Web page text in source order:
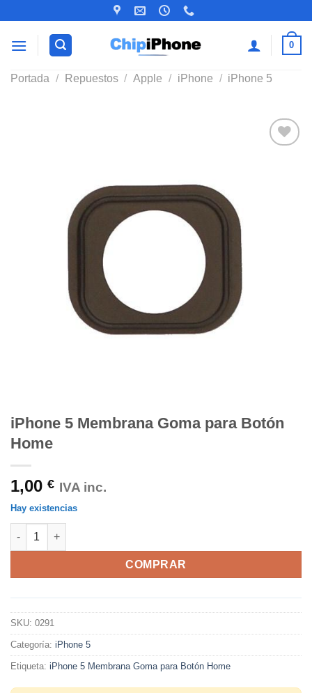
contenido
0
Portada / Repuestos / Apple / iPhone / iPhone 5
iPhone 5 Membrana Goma para Botón
Home
1,00 € IVA inc.
Hay existencias
iPhone 5 Membrana Goma para Botón Home cantidad
COMPRAR
SKU: 0291
Categoría: iPhone 5
Etiqueta: iPhone 5 Membrana Goma para Botón Home